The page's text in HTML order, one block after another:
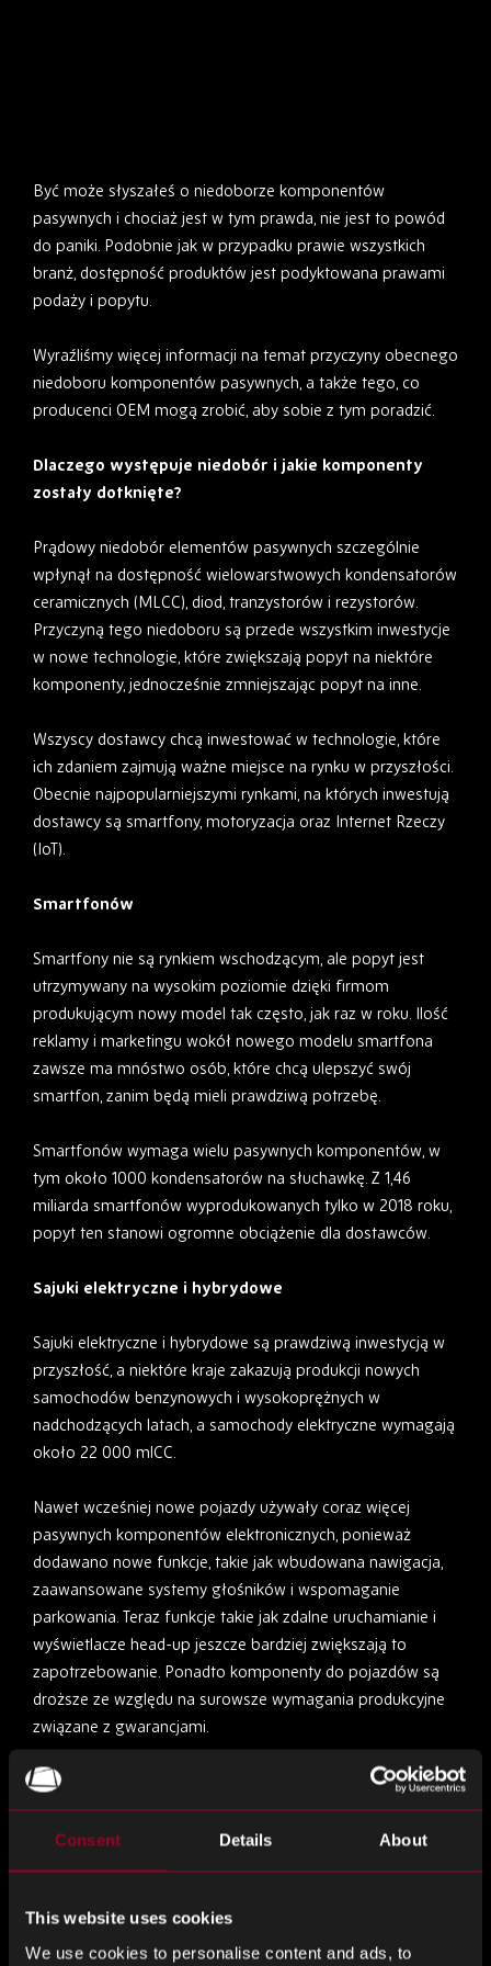
Consent Details About
This website uses cookies
We use cookies to personalise content and ads, to
Być może słyszałeś o niedoborze komponentów
pasywnych i chociaż jest w tym prawda, nie jest to powód
do paniki. Podobnie jak w przypadku prawie wszystkich
branż, dostępność produktów jest podyktowana prawami
podaży i popytu.
Wyraźliśmy więcej informacji na temat przyczyny obecnego
niedoboru komponentów pasywnych, a także tego, co
producenci OEM mogą zrobić, aby sobie z tym poradzić.
Dlaczego występuje niedobór i jakie komponenty
zostały dotknięte?
Prądowy niedobór elementów pasywnych szczególnie
wpłynął na dostępność wielowarstwowych kondensatorów
ceramicznych (MLCC), diod, tranzystorów i rezystorów.
Przyczyną tego niedoboru są przede wszystkim inwestycje
w nowe technologie, które zwiększają popyt na niektóre
komponenty, jednocześnie zmniejszając popyt na inne.
Wszyscy dostawcy chcą inwestować w technologie, które
ich zdaniem zajmują ważne miejsce na rynku w przyszłości.
Obecnie najpopularniejszymi rynkami, na których inwestują
dostawcy są smartfony, motoryzacja oraz Internet Rzeczy
(IoT).
Smartfonów
Smartfony nie są rynkiem wschodzącym, ale popyt jest
utrzymywany na wysokim poziomie dzięki firmom
produkującym nowy model tak często, jak raz w roku. Ilość
reklamy i marketingu wokół nowego modelu smartfona
zawsze ma mnóstwo osób, które chcą ulepszyć swój
smartfon, zanim będą mieli prawdziwą potrzebę.
Smartfonów wymaga wielu pasywnych komponentów, w
tym około 1000 kondensatorów na słuchawkę. Z 1,46
miliarda smartfonów wyprodukowanych tylko w 2018 roku,
popyt ten stanowi ogromne obciążenie dla dostawców.
Sajuki elektryczne i hybrydowe
Sajuki elektryczne i hybrydowe są prawdziwą inwestycją w
przyszłość, a niektóre kraje zakazują produkcji nowych
samochodów benzynowych i wysokoprężnych w
nadchodzących latach, a samochody elektryczne wymagają
około 22 000 mlCC.
Nawet wcześniej nowe pojazdy używały coraz więcej
pasywnych komponentów elektronicznych, ponieważ
dodawano nowe funkcje, takie jak wbudowana nawigacja,
zaawansowane systemy głośników i wspomaganie
parkowania. Teraz funkcje takie jak zdalne uruchamianie i
wyświetlacze head-up jeszcze bardziej zwiększają to
zapotrzebowanie. Ponadto komponenty do pojazdów są
droższe ze względu na surowsze wymagania produkcyjne
związane z gwarancjami.
Miesznch rzeczy
Rynek IoT również szybko się rozwija, ponieważ ludzie
odtwarzania muzyki. Teraz łączność urządzeń może być
wykorzystywana w systemach grzewczych, oświetleniu i